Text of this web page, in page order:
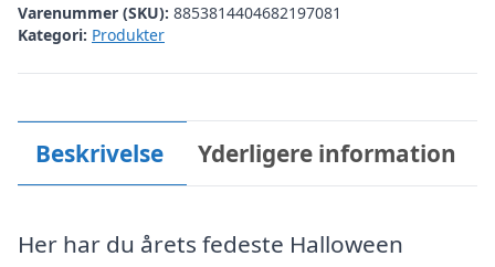
Varenummer (SKU): 8853814404682197081
Kategori: Produkter
Beskrivelse Yderligere information
Her har du årets fedeste Halloween